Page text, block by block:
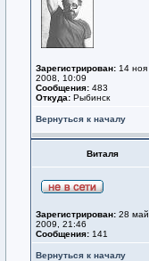
Зарегистрирован: 14 ноя
2008, 10:09
Сообщения: 483
Откуда: Рыбинск
Вернуться к началу
Виталя
Зарегистрирован: 28 май
2009, 21:46
Сообщения: 141
Вернуться к началу